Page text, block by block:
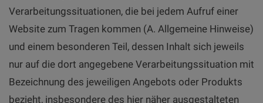
Verarbeitungssituationen, die bei jedem Aufruf einer
Website zum Tragen kommen (A. Allgemeine Hinweise)
und einem besonderen Teil, dessen Inhalt sich jeweils
nur auf die dort angegebene Verarbeitungssituation mit
Bezeichnung des jeweiligen Angebots oder Produkts
bezieht, insbesondere des hier näher ausgestalteten